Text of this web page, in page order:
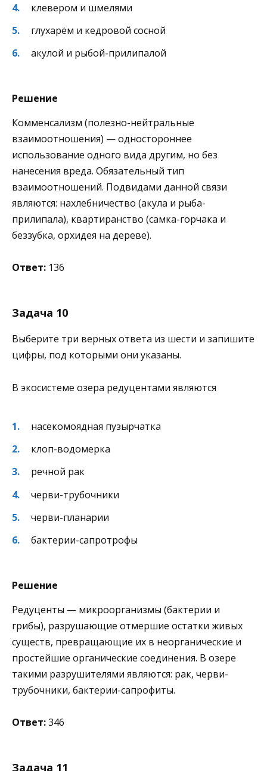
клевером и шмелями
глухарём и кедровой сосной
акулой и рыбой-прилипалой
Решение
Комменсализм (полезно-нейтральные
взаимоотношения) — одностороннее
использование одного вида другим, но без
нанесения вреда. Обязательный тип
взаимоотношений. Подвидами данной связи
являются: нахлебничество (акула и рыба-
прилипала), квартиранство (самка-горчака и
беззубка, орхидея на дереве).
Ответ: 136
Задача 10
Выберите три верных ответа из шести и запишите
цифры, под которыми они указаны.
В экосистеме озера редуцентами являются
насекомоядная пузырчатка
клоп-водомерка
речной рак
черви-трубочники
черви-планарии
бактерии-сапротрофы
Решение
Редуценты — микроорганизмы (бактерии и
грибы), разрушающие отмершие остатки живых
существ, превращающие их в неорганические и
простейшие органические соединения. В озере
такими разрушителями являются: рак, черви-
трубочники, бактерии-сапрофиты.
Ответ:346
Задача 11